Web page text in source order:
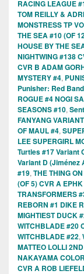
RACING LEAGUE
TOM REILLY &
MONSTRESS TP
THE SEA #10 (OF
HOUSE BY THE
NIGHTWING #138
CVR B ADAM
MYSTERY #4,
Punisher: Red
ROGUE #4 NOGI
SEASONS #10,
FANYANG VARIANT
OF MAUL #4,
LEE SUPERGIRL
Turtles #17 Variant
Variant D (Jiménez
#19, THE THING
(OF 5) CVR A
TRANSFORMERS
REBORN #1 DIKE
MIGHTIEST DUCK
WITCHBLADE #20
WITCHBLADE #22,
MATTEO LOLLI
NAKAYAMA
CVR A ROB